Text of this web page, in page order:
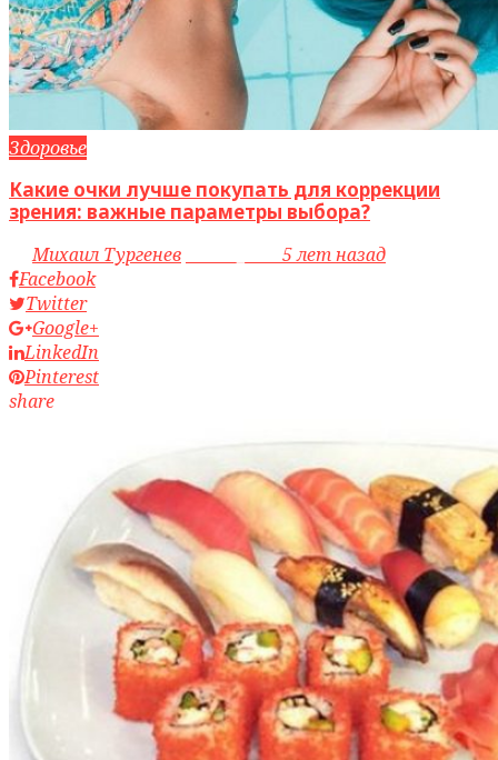
Здоровье
Какие очки лучше покупать для коррекции
зрения: важные параметры выбора?
byМихаил Тургенев
5 лет назад
Facebook
Twitter
Google+
LinkedIn
Pinterest
share